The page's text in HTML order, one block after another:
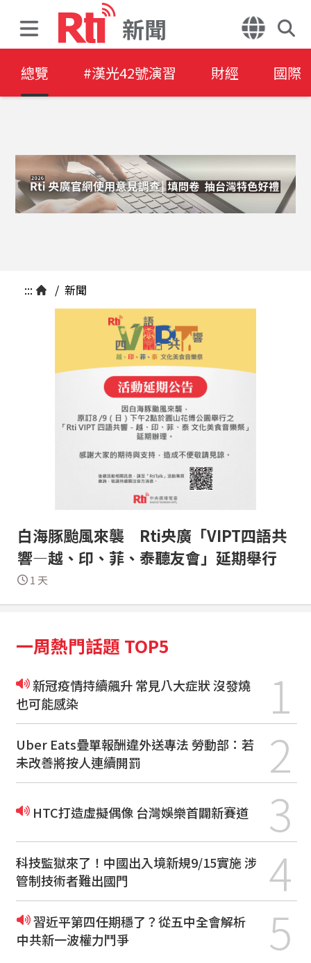
新聞
總覽 #漢光42號演習 財經 國際
::: / 新聞
白海豚颱風來襲 Rti央廣「VIPT四語共
響—越、印、菲、泰聽友會」延期舉行
1 天
一周熱門話題 TOP5
新冠疫情持續飆升 常見八大症狀 沒發燒
也可能感染
1
Uber Eats疊單報酬違外送專法 勞動部：若
未改善將按人連續開罰
2
HTC打造虛擬偶像 台灣娛樂首闢新賽道 3
科技監獄來了！中國出入境新規9/15實施 涉
管制技術者難出國門
4
習近平第四任期穩了？從五中全會解析
中共新一波權力鬥爭
5